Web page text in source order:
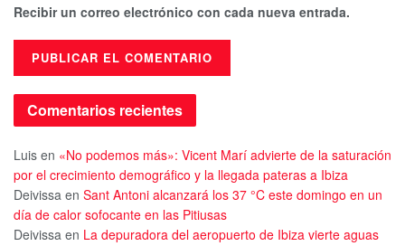
Recibir un correo electrónico con cada nueva entrada.
Comentarios recientes
Luis en «No podemos más»: Vicent Marí advierte de la saturación
por el crecimiento demográfico y la llegada pateras a Ibiza
Deivissa en Sant Antoni alcanzará los 37 °C este domingo en un
día de calor sofocante en las Pitiusas
Deivissa en La depuradora del aeropuerto de Ibiza vierte aguas